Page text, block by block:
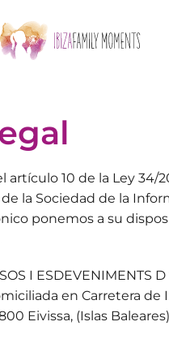
contenu principal
artículo 10 de la Ley 34/
la Sociedad de la
ponemos a su
I ESDEVENIMENTS
en Carretera de
Eivissa, (Islas